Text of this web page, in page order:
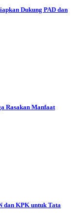
Dukung PAD dan
Rasakan Manfaat
dan KPK untuk Tata